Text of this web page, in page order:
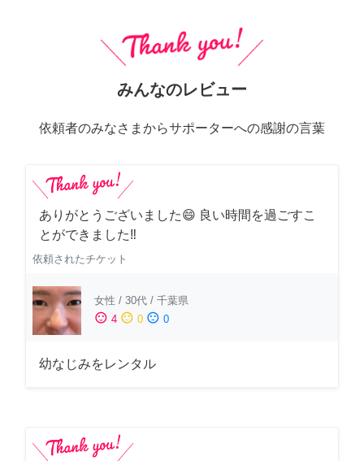
みんなのレビュー
依頼者のみなさまからサポーターへの感謝の言葉
ありがとうございました😄 良い時間を過ごすこ
とができました‼️
依頼されたチケット
女性 / 30代 / 千葉県
sentiment_satisfied 4 sentiment_neutral 0 sentiment_dissatisfied 0
幼なじみをレンタル